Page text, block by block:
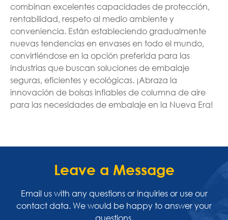
combinan excelentes capacidades de protección,
rentabilidad, respeto al medio ambiente y
conveniencia. Están estableciendo gradualmente
nuevas tendencias en envases en todo el mundo,
convirtiéndose en la opción preferida para las
industrias que buscan soluciones de embalaje
seguras, eficientes y ecológicas. ¡Abraza la
innovación de bolsas inflables de columna de aire
para las necesidades de embalaje en la Nueva Era!
Leave a Message
Email us with any questions or inquiries or use our
contact data. We would be happy to answer your
questions.